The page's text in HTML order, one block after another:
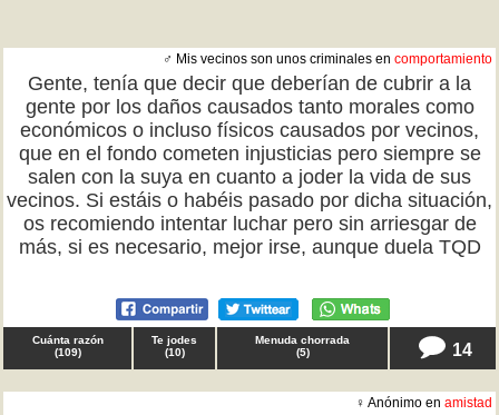
♂ Mis vecinos son unos criminales en comportamiento
Gente, tenía que decir que deberían de cubrir a la
gente por los daños causados tanto morales como
económicos o incluso físicos causados por vecinos,
que en el fondo cometen injusticias pero siempre se
salen con la suya en cuanto a joder la vida de sus
vecinos. Si estáis o habéis pasado por dicha situación,
os recomiendo intentar luchar pero sin arriesgar de
más, si es necesario, mejor irse, aunque duela TQD
Cuánta razón
(109)
Te jodes
(10)
Menuda chorrada
(5) 14
♀ Anónimo en amistad